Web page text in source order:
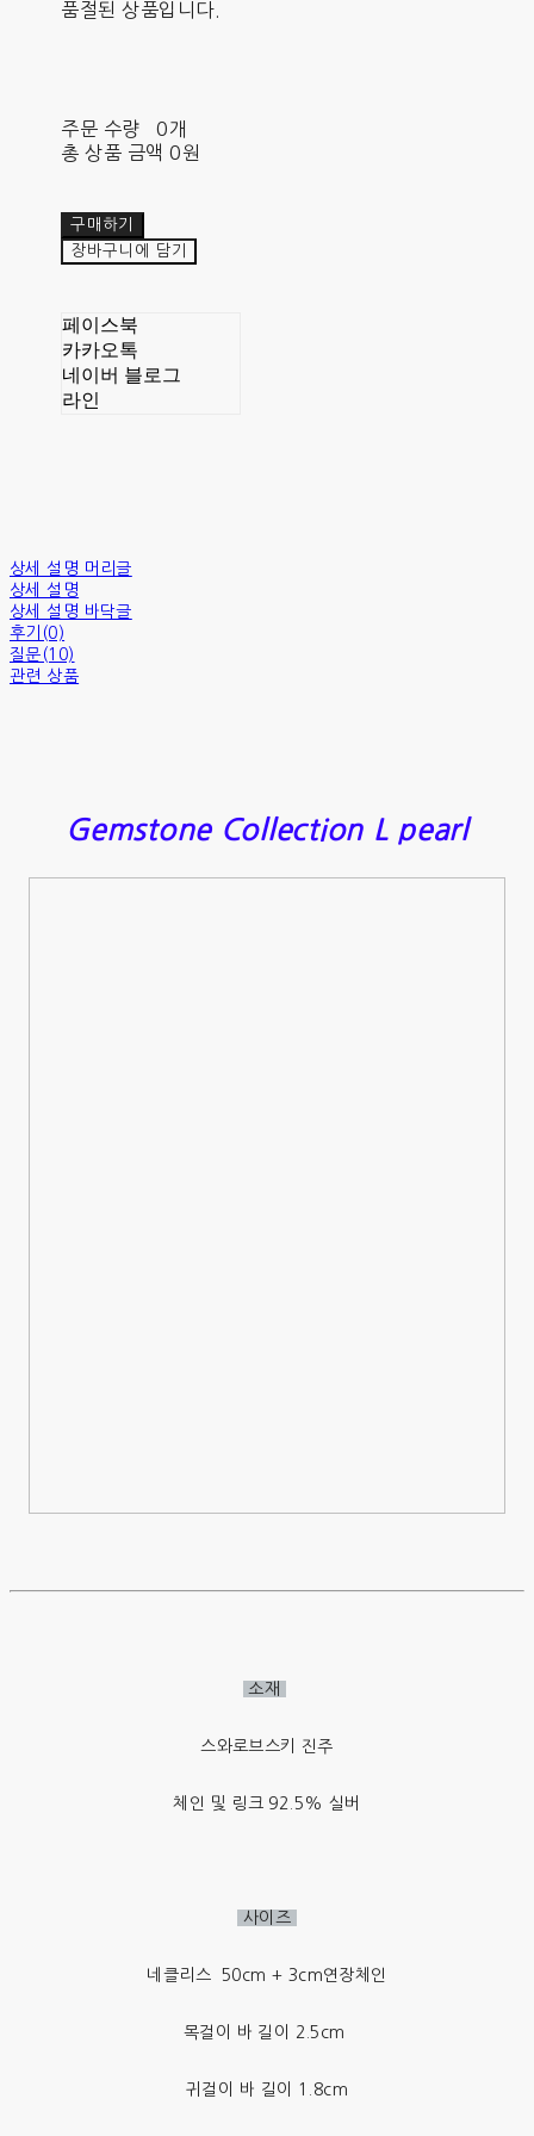
품절된 상품입니다.
주문 수량
0개
총 상품 금액 0원
구매하기
장바구니에 담기
페이스북
카카오톡
네이버 블로그
라인
상세 설명 머리글
상세 설명
상세 설명 바닥글
후기(0)
질문(10)
관련 상품
Gemstone Collection L pearl
소재
스와로브스키 진주
체인 및 링크 92.5% 실버
사이즈
네클리스 50cm + 3cm연장체인
목걸이 바 길이 2.5cm
귀걸이 바 길이 1.8cm